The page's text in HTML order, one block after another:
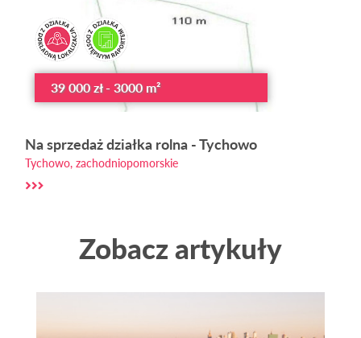
39 000 zł - 3000 m²
Na sprzedaż działka rolna - Tychowo
Tychowo, zachodniopomorskie
Zobacz artykuły